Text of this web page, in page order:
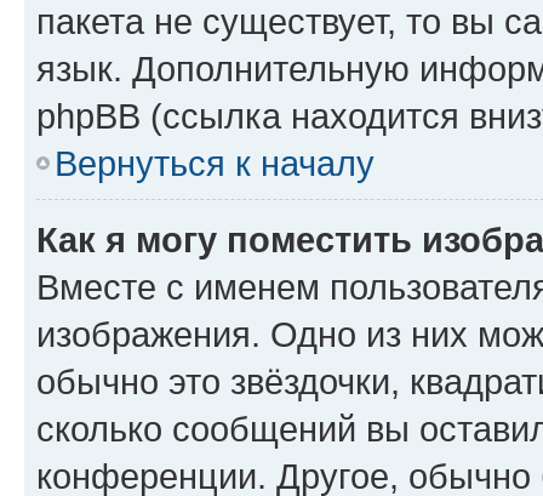
пакета не существует, то вы
язык. Дополнительную
phpBB (ссылка находится
Вернуться к началу
Как я могу поместить
Вместе с именем
изображения. Одно из них
обычно это звёздочки,
сколько сообщений вы
конференции. Другое,